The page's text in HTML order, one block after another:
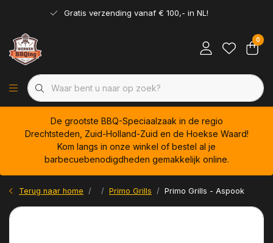
Gratis verzending vanaf € 100,- in NL!
0
De grootste BBQ-Speciaalzaak in de regio
Drechtsteden, Zuid-Holland-Zuid en de Hoekse Waard!
Kom langs in onze winkel of bestel al je
barbecuebenodigdheden gemakkelijk online.
Terug naar home Primo Grills Primo Grills - Aspook